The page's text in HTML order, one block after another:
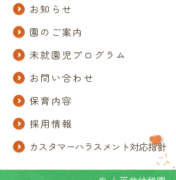
お知らせ
園のご案内
未就園児プログラム
お問い合わせ
保育内容
採用情報
カスタマーハラスメント対応指針